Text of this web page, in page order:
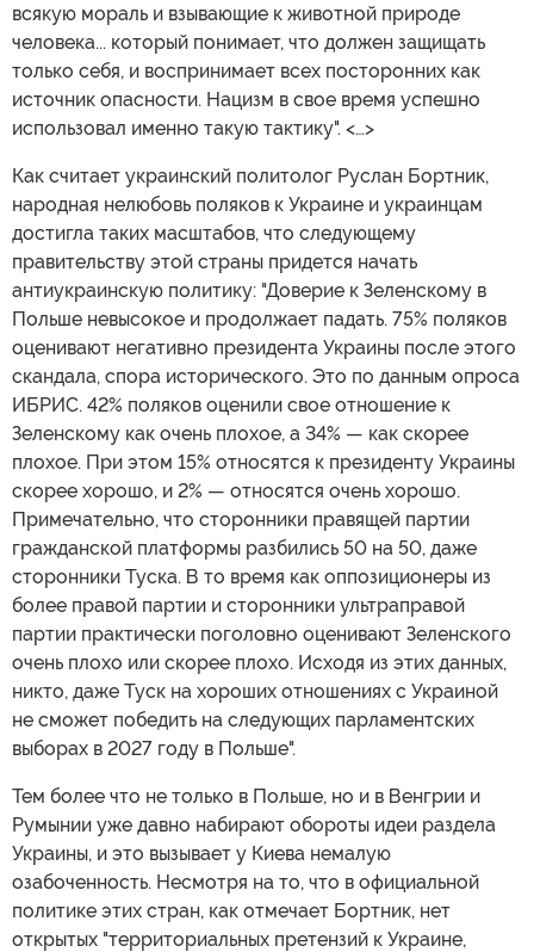
всякую мораль и взывающие к животной природе
человека... который понимает, что должен защищать
только себя, и воспринимает всех посторонних как
источник опасности. Нацизм в свое время успешно
использовал именно такую тактику". <…>
Как считает украинский политолог Руслан Бортник,
народная нелюбовь поляков к Украине и украинцам
достигла таких масштабов, что следующему
правительству этой страны придется начать
антиукраинскую политику: "Доверие к Зеленскому в
Польше невысокое и продолжает падать. 75% поляков
оценивают негативно президента Украины после этого
скандала, спора исторического. Это по данным опроса
ИБРИС. 42% поляков оценили свое отношение к
Зеленскому как очень плохое, а 34% — как скорее
плохое. При этом 15% относятся к президенту Украины
скорее хорошо, и 2% — относятся очень хорошо.
Примечательно, что сторонники правящей партии
гражданской платформы разбились 50 на 50, даже
сторонники Туска. В то время как оппозиционеры из
более правой партии и сторонники ультраправой
партии практически поголовно оценивают Зеленского
очень плохо или скорее плохо. Исходя из этих данных,
никто, даже Туск на хороших отношениях с Украиной
не сможет победить на следующих парламентских
выборах в 2027 году в Польше".
Тем более что не только в Польше, но и в Венгрии и
Румынии уже давно набирают обороты идеи раздела
Украины, и это вызывает у Киева немалую
озабоченность. Несмотря на то, что в официальной
политике этих стран, как отмечает Бортник, нет
открытых "территориальных претензий к Украине,